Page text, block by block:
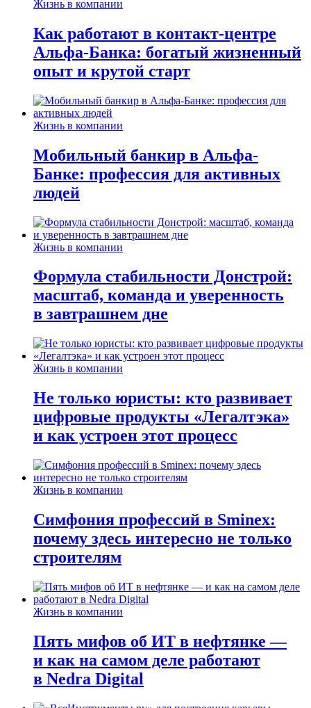
Жизнь в компании
Как работают в контакт-центре
Альфа-Банка: богатый жизненный
опыт и крутой старт
Жизнь в компании
Мобильный банкир в Альфа-
Банке: профессия для активных
людей
Жизнь в компании
Формула стабильности Донстрой:
масштаб, команда и уверенность
в завтрашнем дне
Жизнь в компании
Не только юристы: кто развивает
цифровые продукты «Легалтэка»
и как устроен этот процесс
Жизнь в компании
Симфония профессий в Sminex:
почему здесь интересно не только
строителям
Жизнь в компании
Пять мифов об ИТ в нефтянке —
и как на самом деле работают
в Nedra Digital